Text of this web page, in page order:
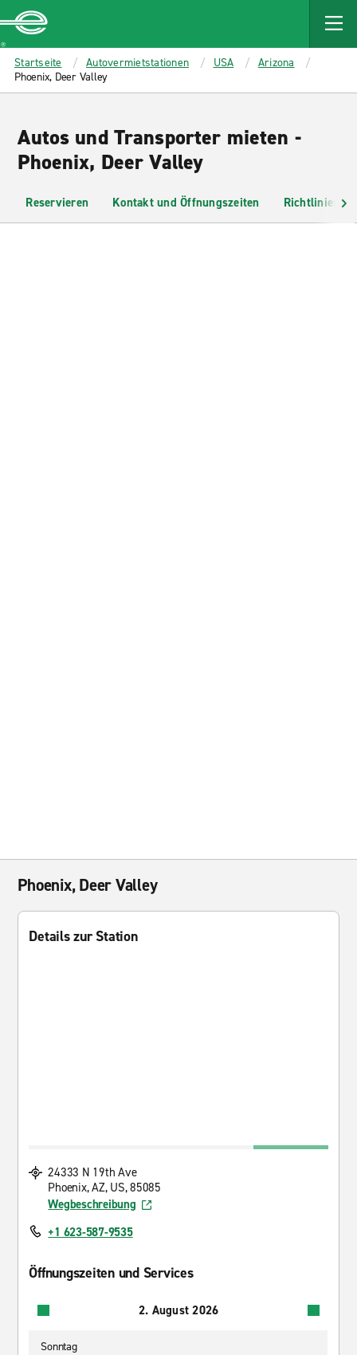
MAIN
CONTENT
Enterprise
Startseite Autovermietstationen USA
Arizona
Phoenix, Deer Valley
Autos und Transporter mieten -
Phoenix, Deer Valley
Reservieren Kontakt und Öffnungszeiten Richtlinien
Phoenix, Deer Valley
Details zur Station
24333 N 19th Ave
Phoenix, AZ, US, 85085
Wegbeschreibung
+1 623-587-9535
Öffnungszeiten und Services
2. August 2026
Sonntag